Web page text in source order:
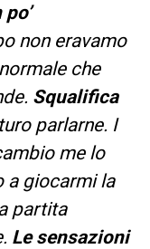
non eravamo
normale che
Squalifica
parlarne. I
me lo
a giocarmi la
partita
Le sensazioni